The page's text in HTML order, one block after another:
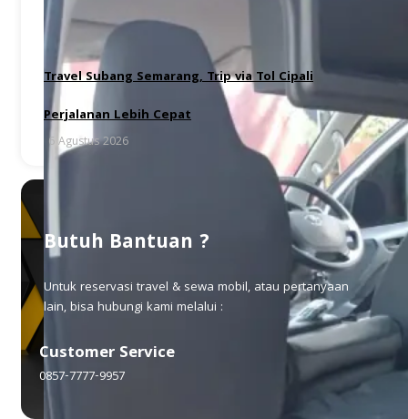
Travel Subang Semarang, Trip via Tol Cipali
Perjalanan Lebih Cepat
6 Agustus 2026
Butuh Bantuan ?
Untuk reservasi travel & sewa mobil, atau pertanyaan
lain, bisa hubungi kami melalui :
Customer Service
0857-7777-9957